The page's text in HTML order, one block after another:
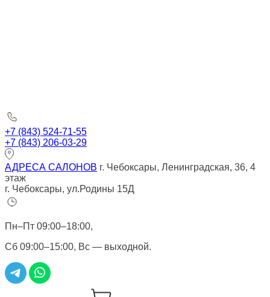
+7 (843) 524-71-55
+7 (843) 206-03-29
АДРЕСА САЛОНОВ г. Чебоксары, Ленинградская, 36, 4
этаж
г. Чебоксары, ул.Родины 15Д
Пн–Пт 09:00–18:00,
Сб 09:00–15:00, Вс — выходной.